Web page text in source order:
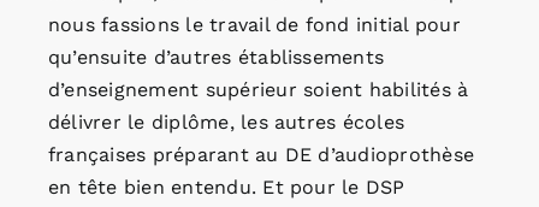
nous fassions le travail de fond initial pour
qu’ensuite d’autres établissements
d’enseignement supérieur soient habilités à
délivrer le diplôme, les autres écoles
françaises préparant au DE d’audioprothèse
en tête bien entendu. Et pour le DSP